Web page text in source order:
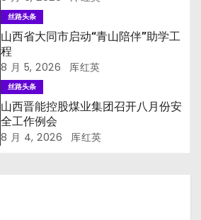
丝路头条
山西省大同市启动“青山陪伴”助学工
程
8 月 5, 2026 厍红英
丝路头条
山西晋能控股煤业集团召开八月份安
全工作例会
8 月 4, 2026 厍红英